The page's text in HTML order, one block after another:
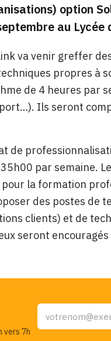
option
au Lycée
va venir greffer
propres à
de 4 heures par
Ils seront
de
par semaine.
la formation
des postes de
clients) et de
seront
vers 7h